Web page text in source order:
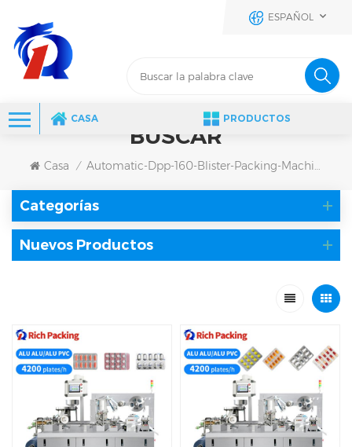
ESPAÑOL
CASA PRODUCTOS
BUSCAR
Casa / Automatic-Dpp-160-Blister-Packing-Machine
Categorías
Nuevos Productos